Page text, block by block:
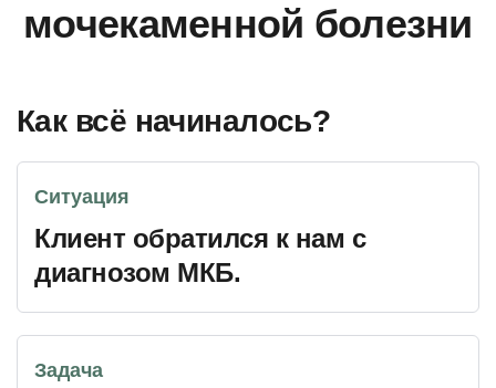
мочекаменной болезни
Как всё начиналось?
Ситуация
Клиент обратился к нам с
диагнозом МКБ.
Задача